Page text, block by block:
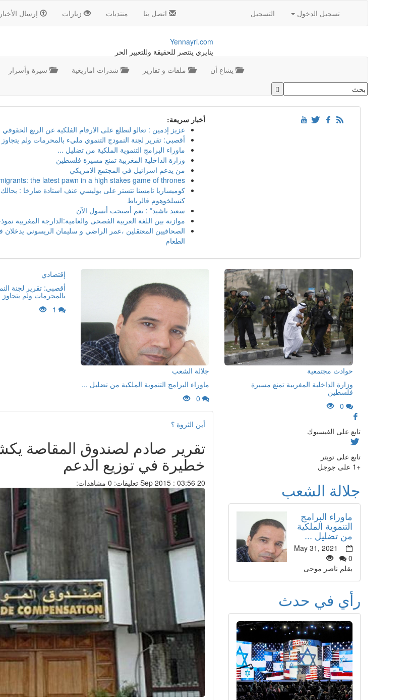
إرسال الأخبار زيارات منتديات اتصل بنا التسجيل تسجيل الدخول
Yennayri.com
ينايري ينتصر للحقيقة وللتعبير الحر
سيرة وأسرار شذرات امازيغية ملفات و تقارير يشاع أن
أخبار سريعة:
عزيز إدمين : تعالو لنطلع على الارقام الفلكية عن الربع
أقصبي: تقرير لجنة النمودج التنموي مليء بالمحرمات ولم
ماوراء البرامج التنموية الملكية من تضليل ...
وزارة الداخلية المغربية تمنع مسيرة فلسطين
من يدعم اسرائيل في المجتمع الامريكي
the latest pawn in a high stakes game of thrones
كوميساريا تامسنا تتستر على بوليسي عنف استادة صارخا :
كنسلخوهوم فالرباط
سعيد ناشيد* : نعم أصبحت أتسول الآن
موازنة بين اللغة العربية الفصحى والعامية:الدارجة المغربية
الصحافيين المعتقلين ،عمر الراضي و سليمان الريسوني
الطعام
إقتصادي
أقصبي: تقرير لجنة
بالمحرمات ولم
جلالة الشعب
ماوراء البرامج التنموية الملكية من تضليل ...
حوادث مجتمعية
وزارة الداخلية المغربية تمنع مسيرة
فلسطين
أين الثروة ؟
تقرير صادم لصندوق المقاصة
خطيرة في توزيع الدعم
20 Sep 2015 : 03:56 تعليقات: 0 مشاهدات:
تابع على الفيسبوك
تابع على تويتر
+1 على جوجل
جلالة الشعب
ماوراء البرامج
التنموية الملكية
من تضليل ...
May 31, 2021
0
بقلم ناصر موحى
رأي في حدث